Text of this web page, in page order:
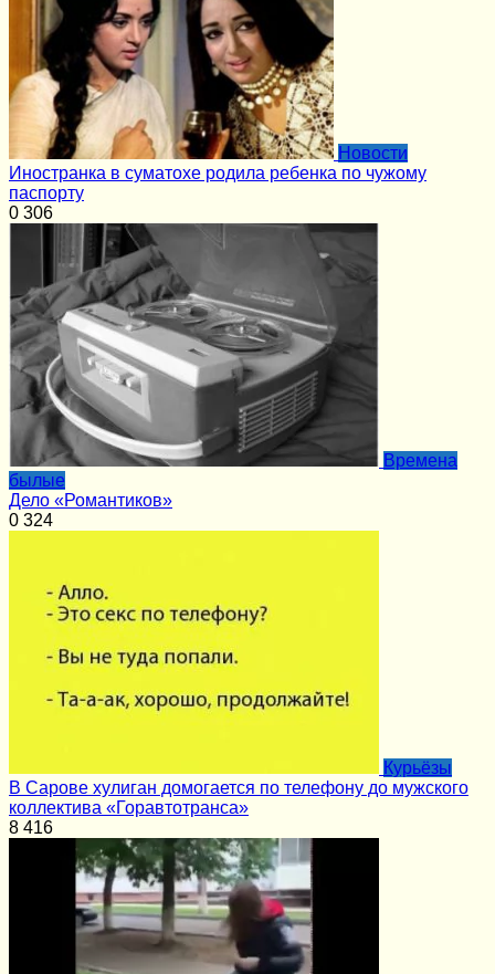
Новости
Иностранка в суматохе родила ребенка по чужому
паспорту
0 306
Времена
былые
Дело «Романтиков»
0 324
Курьёзы
В Сарове хулиган домогается по телефону до мужского
коллектива «Горавтотранса»
8 416